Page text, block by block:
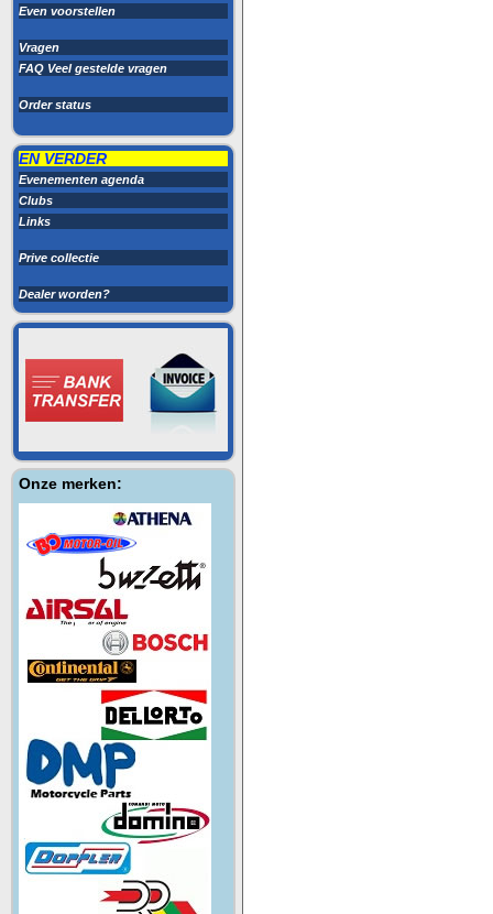
Even voorstellen
Vragen
FAQ Veel gestelde vragen
Order status
EN VERDER
Evenementen agenda
Clubs
Links
Prive collectie
Dealer worden?
Onze merken: